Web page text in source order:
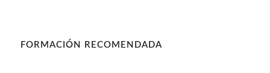
FORMACIÓN RECOMENDADA